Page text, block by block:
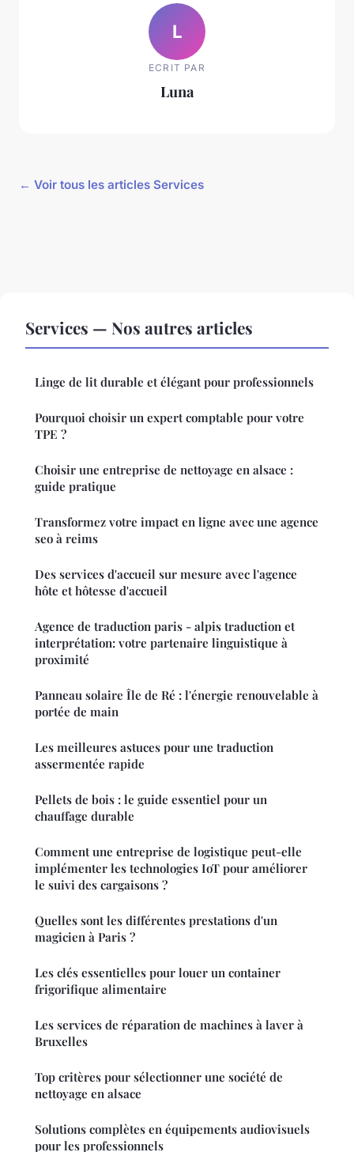
L
ECRIT PAR
Luna
← Voir tous les articles Services
Services — Nos autres articles
Linge de lit durable et élégant pour professionnels
Pourquoi choisir un expert comptable pour votre
TPE ?
Choisir une entreprise de nettoyage en alsace :
guide pratique
Transformez votre impact en ligne avec une agence
seo à reims
Des services d'accueil sur mesure avec l'agence
hôte et hôtesse d'accueil
Agence de traduction paris - alpis traduction et
interprétation: votre partenaire linguistique à
proximité
Panneau solaire Île de Ré : l'énergie renouvelable à
portée de main
Les meilleures astuces pour une traduction
assermentée rapide
Pellets de bois : le guide essentiel pour un
chauffage durable
Comment une entreprise de logistique peut-elle
implémenter les technologies IoT pour améliorer
le suivi des cargaisons ?
Quelles sont les différentes prestations d'un
magicien à Paris ?
Les clés essentielles pour louer un container
frigorifique alimentaire
Les services de réparation de machines à laver à
Bruxelles
Top critères pour sélectionner une société de
nettoyage en alsace
Solutions complètes en équipements audiovisuels
pour les professionnels